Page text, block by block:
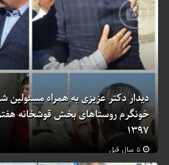
دیدار دکتر عزیزی به همراه مسئولین
خونگرم روستاهای بخش قوشخانه
۱۳۹۷
۵ سال قبل